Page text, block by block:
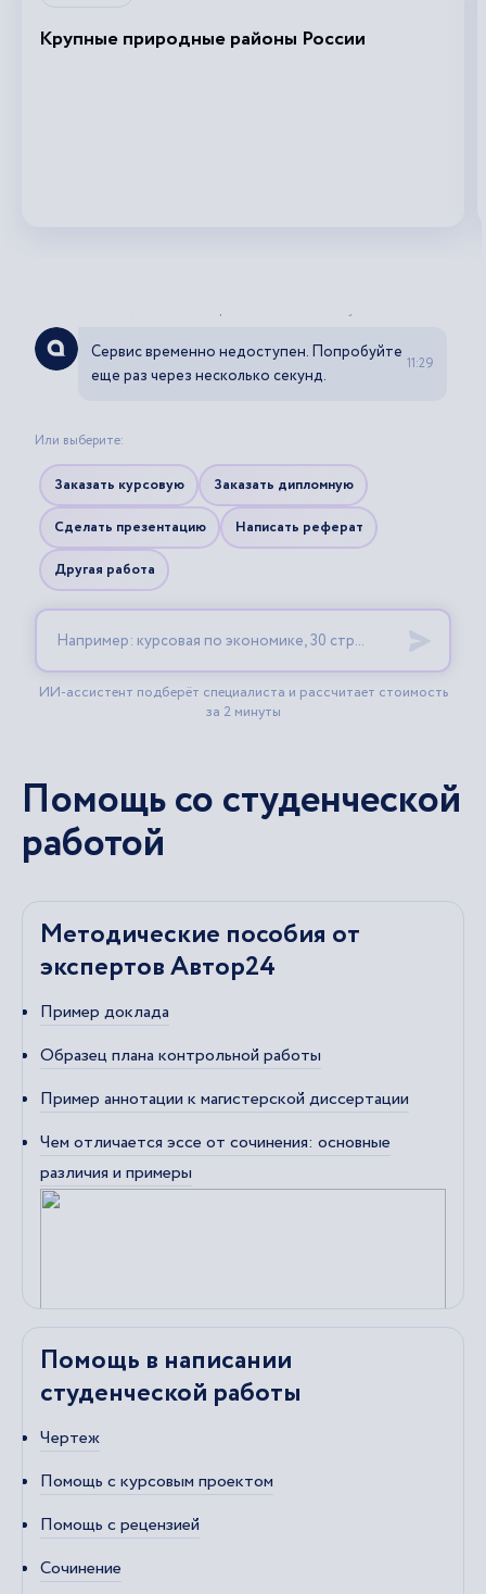
Крупные природные районы России
Помощь со студенческой
работой
Методические пособия от
экспертов Автор24
Пример доклада
Образец плана контрольной работы
Пример аннотации к магистерской диссертации
Чем отличается эссе от сочинения: основные
различия и примеры
Помощь в написании
студенческой работы
Чертеж
Помощь с курсовым проектом
Помощь с рецензией
Сочинение